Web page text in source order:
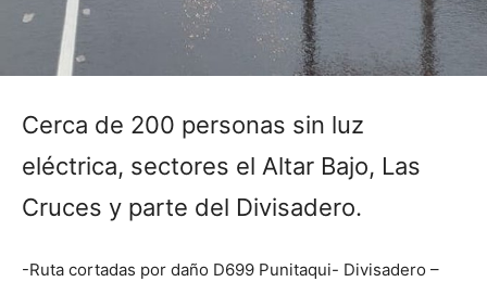
Cerca de 200 personas sin luz
eléctrica, sectores el Altar Bajo, Las
Cruces y parte del Divisadero.
-Ruta cortadas por daño D699 Punitaqui- Divisadero –